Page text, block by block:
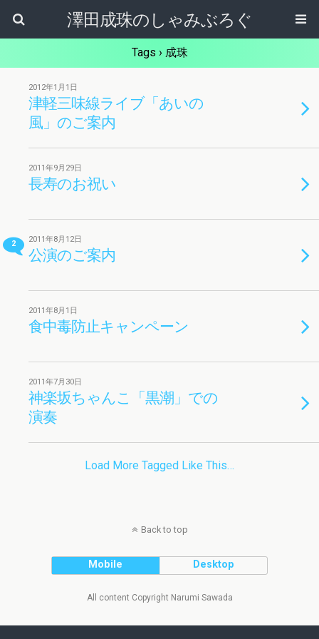
澤田成珠のしゃみぶろぐ
Tags › 成珠
2012年1月1日
津軽三味線ライブ「あいの
風」のご案内
2011年9月29日
長寿のお祝い
2 2011年8月12日
公演のご案内
2011年8月1日
食中毒防止キャンペーン
2011年7月30日
神楽坂ちゃんこ「黒潮」での
演奏
Load More Tagged Like This…
Back to top
Mobile Desktop
All content Copyright Narumi Sawada